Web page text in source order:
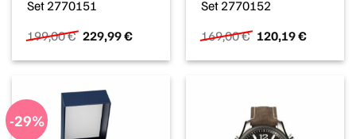
Set 2770151
199,00€ Ursprünglicher
Preis
war:
229,99€Aktueller
ist:
Set 2770152
169,00€ Ursprünglicher
Preis
war:
120,19€Aktueller
ist:
-29%